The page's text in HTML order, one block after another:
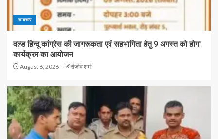
समाचार
वल्ड हिन्दू कांग्रेस की जागरूकता एवं सहभागिता हेतु 9 अगस्त को होगा
कार्यक्रम का आयोजन
August 6, 2026 संजीव शर्मा